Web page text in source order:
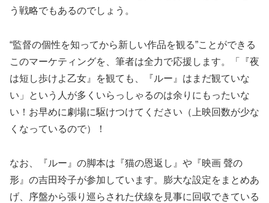
う戦略でもあるのでしょう。
“監督の個性を知ってから新しい作品を観る”ことができる
このマーケティングを、筆者は全力で応援します。「『夜
は短し歩けよ乙女』を観ても、『ルー』はまだ観ていな
い」という人が多くいらっしゃるのは余りにもったいな
い！お早めに劇場に駆けつけてください（上映回数が少な
くなっているので）！
なお、『ルー』の脚本は『猫の恩返し』や『映画 聲の
形』の吉田玲子が参加しています。膨大な設定をまとめあ
げ、序盤から張り巡らされた伏線を見事に回収できている